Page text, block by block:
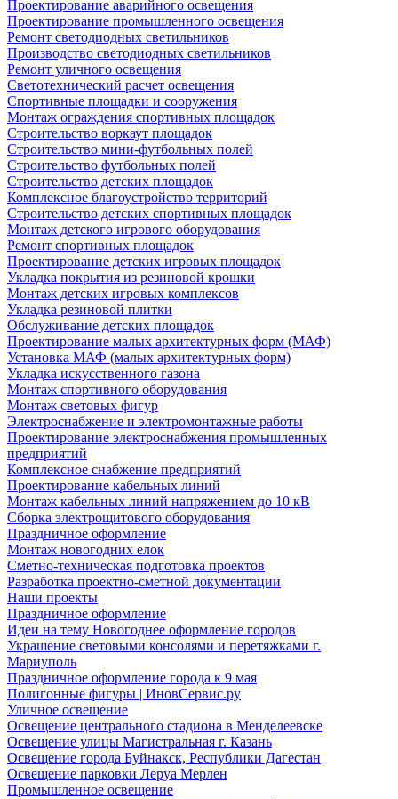
Проектирование аварийного освещения
Проектирование промышленного освещения
Ремонт светодиодных светильников
Производство светодиодных светильников
Ремонт уличного освещения
Светотехнический расчет освещения
Спортивные площадки и сооружения
Монтаж ограждения спортивных площадок
Строительство воркаут площадок
Строительство мини-футбольных полей
Строительство футбольных полей
Строительство детских площадок
Комплексное благоустройство территорий
Строительство детских спортивных площадок
Монтаж детского игрового оборудования
Ремонт спортивных площадок
Проектирование детских игровых площадок
Укладка покрытия из резиновой крошки
Монтаж детских игровых комплексов
Укладка резиновой плитки
Обслуживание детских площадок
Проектирование малых архитектурных форм (МАФ)
Установка МАФ (малых архитектурных форм)
Укладка искусственного газона
Монтаж спортивного оборудования
Монтаж световых фигур
Электроснабжение и электромонтажные работы
Проектирование электроснабжения промышленных
предприятий
Комплексное снабжение предприятий
Проектирование кабельных линий
Монтаж кабельных линий напряжением до 10 кВ
Сборка электрощитового оборудования
Праздничное оформление
Монтаж новогодних елок
Сметно-техническая подготовка проектов
Разработка проектно-сметной документации
Наши проекты
Праздничное оформление
Идеи на тему Новогоднее оформление городов
Украшение световыми консолями и перетяжками г.
Мариуполь
Праздничное оформление города к 9 мая
Полигонные фигуры | ИновСервис.ру
Уличное освещение
Освещение центрального стадиона в Менделеевске
Освещение улицы Магистральная г. Казань
Освещение города Буйнакск, Республики Дагестан
Освещение парковки Леруа Мерлен
Промышленное освещение